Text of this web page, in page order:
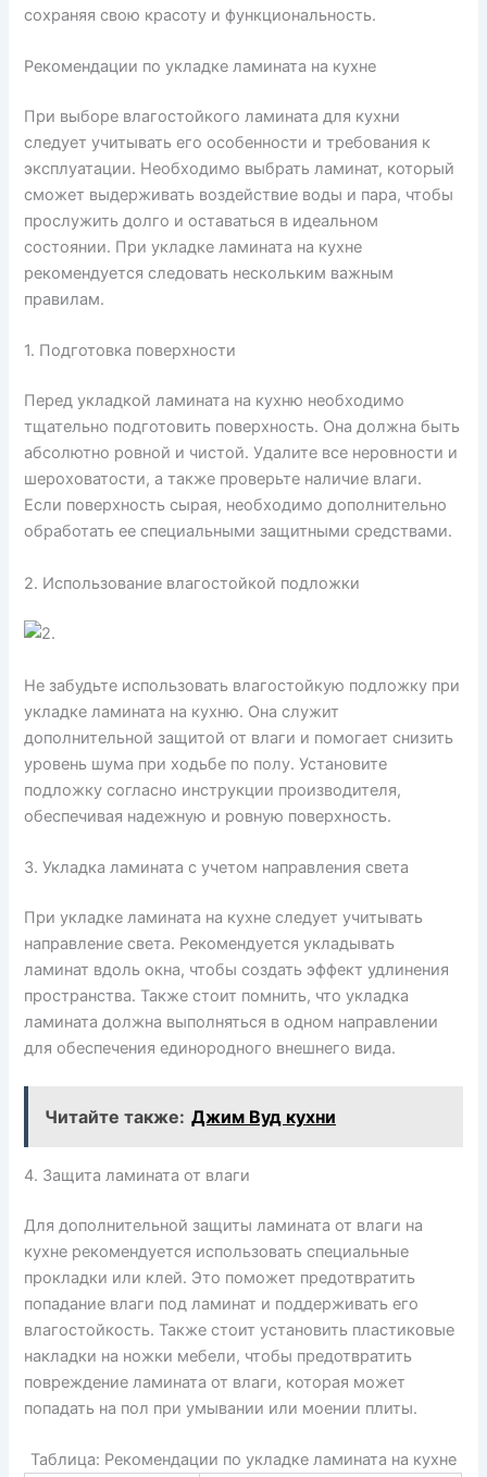
сохраняя свою красоту и функциональность.
Рекомендации по укладке ламината на кухне
При выборе влагостойкого ламината для кухни
следует учитывать его особенности и требования к
эксплуатации. Необходимо выбрать ламинат, который
сможет выдерживать воздействие воды и пара, чтобы
прослужить долго и оставаться в идеальном
состоянии. При укладке ламината на кухне
рекомендуется следовать нескольким важным
правилам.
1. Подготовка поверхности
Перед укладкой ламината на кухню необходимо
тщательно подготовить поверхность. Она должна быть
абсолютно ровной и чистой. Удалите все неровности и
шероховатости, а также проверьте наличие влаги.
Если поверхность сырая, необходимо дополнительно
обработать ее специальными защитными средствами.
2. Использование влагостойкой подложки
Не забудьте использовать влагостойкую подложку при
укладке ламината на кухню. Она служит
дополнительной защитой от влаги и помогает снизить
уровень шума при ходьбе по полу. Установите
подложку согласно инструкции производителя,
обеспечивая надежную и ровную поверхность.
3. Укладка ламината с учетом направления света
При укладке ламината на кухне следует учитывать
направление света. Рекомендуется укладывать
ламинат вдоль окна, чтобы создать эффект удлинения
пространства. Также стоит помнить, что укладка
ламината должна выполняться в одном направлении
для обеспечения единородного внешнего вида.
Читайте также: Джим Вуд кухни
4. Защита ламината от влаги
Для дополнительной защиты ламината от влаги на
кухне рекомендуется использовать специальные
прокладки или клей. Это поможет предотвратить
попадание влаги под ламинат и поддерживать его
влагостойкость. Также стоит установить пластиковые
накладки на ножки мебели, чтобы предотвратить
повреждение ламината от влаги, которая может
попадать на пол при умывании или моении плиты.
Таблица: Рекомендации по укладке ламината на кухне